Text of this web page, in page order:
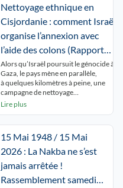
Nettoyage ethnique en
Cisjordanie : comment Israël
organise l’annexion avec
l’aide des colons (Rapport
Amnesty international)
Alors qu’Israël poursuit le génocide à
Gaza, le pays mène en parallèle,
à quelques kilomètres à peine, une
campagne de nettoyage
ethnique contre les Palestinien·nes de
Cisjordanie. Les colons israéliens
poussant à fuir leur terre ancestrale.
Depuis 2023, ces violences ont
quelques colons extrémistes isolés,
elles sont en réalité délibérément
Lire plus
15 Mai 1948 / 15 Mai
2026 : La Nakba ne s’est
jamais arrêtée !
Rassemblement samedi